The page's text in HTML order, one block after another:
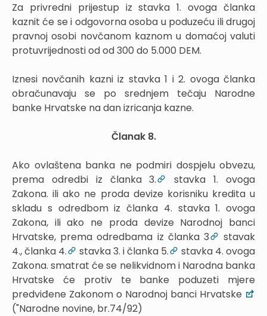
Za privredni prijestup iz stavka 1. ovoga članka
kaznit će se i odgovorna osoba u poduzeću ili drugoj
pravnoj osobi novčanom kaznom u domaćoj valuti
protuvrijednosti od od 300 do 5.000 DEM.
Iznesi novčanih kazni iz stavka 1 i 2. ovoga članka
obračunavaju se po srednjem tečaju Narodne
banke Hrvatske na dan izricanja kazne.
Članak 8.
Ako ovlaštena banka ne podmiri dospjelu obvezu,
prema odredbi iz članka 3.
stavka 1. ovoga
Zakona. ili ako ne proda devize korisniku kredita u
skladu s odredbom iz članka 4. stavka 1. ovoga
Zakona, ili ako ne proda devize Narodnoj banci
Hrvatske, prema odredbama iz članka 3
stavak
4., članka 4.
stavka 3. i članka 5.
stavka 4. ovoga
Zakona. smatrat će se nelikvidnom i Narodna banka
Hrvatske će protiv te banke poduzeti mjere
predviđene Zakonom o Narodnoj banci Hrvatske
("Narodne novine, br.74/92)